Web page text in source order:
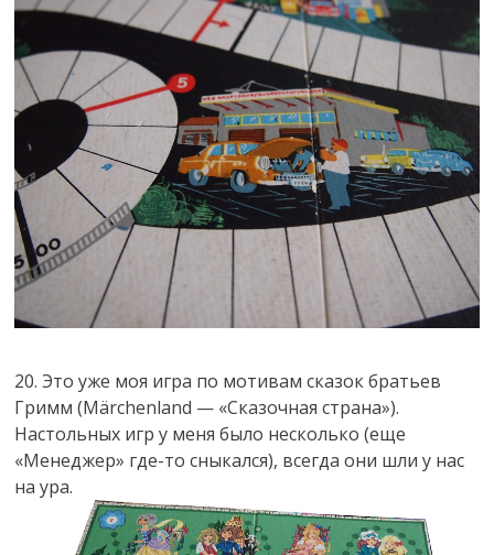
20. Это уже моя игра по мотивам сказок братьев
Гримм (Märchenland — «Сказочная страна»).
Настольных игр у меня было несколько (еще
«Менеджер» где-то сныкался), всегда они шли у нас
на ура.